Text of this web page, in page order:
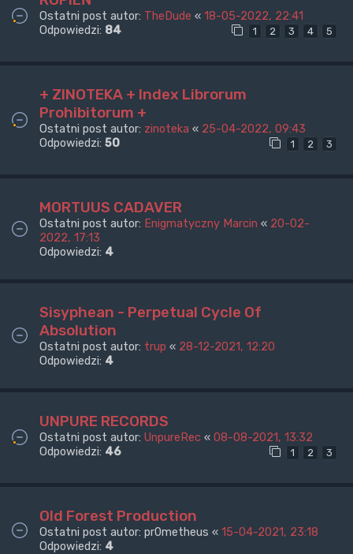
Ostatni post autor: TheDude « 18-05-2022, 22:41
Odpowiedzi: 84 1 2 3 4 5
+ ZINOTEKA + Index Librorum
Prohibitorum +
Ostatni post autor: zinoteka « 25-04-2022, 09:43
Odpowiedzi: 50 1 2 3
MORTUUS CADAVER
Ostatni post autor: Enigmatyczny Marcin « 20-02-
2022, 17:13
Odpowiedzi: 4
Sisyphean - Perpetual Cycle Of
Absolution
Ostatni post autor: trup « 28-12-2021, 12:20
Odpowiedzi: 4
UNPURE RECORDS
Ostatni post autor: UnpureRec « 08-08-2021, 13:32
Odpowiedzi: 46 1 2 3
Old Forest Production
Ostatni post autor: pr0metheus « 15-04-2021, 23:18
Odpowiedzi: 4